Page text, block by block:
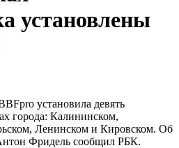
установлены
установила девять
города: Калининском,
Ленинском и Кировском. Об
Фридель сообщил РБК.